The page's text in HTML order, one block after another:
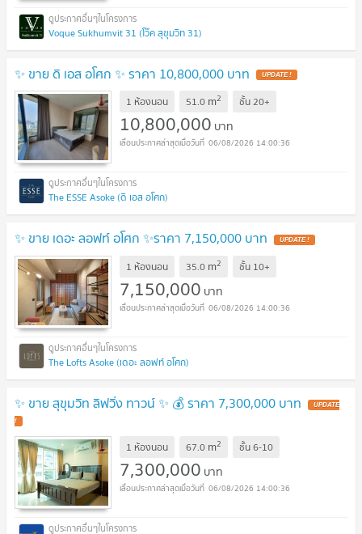
Voque Sukhumvit 31 (โว๊ค สุขุมวิท 31)
✨ ขาย ดิ เอส อโศก ✨ ราคา 10,800,000 บาท UPDATE !
1 ห้องนอน 51.0 m2 ชั้น20+
10,800,000 บาท
06/08/2026 14:00:36
The ESSE Asoke (ดิ เอส อโศก)
✨ ขาย เดอะ ลอฟท์ อโศก ✨ราคา 7,150,000 บาท UPDATE !
1 ห้องนอน 35.0 m2 ชั้น 10+
7,150,000 บาท
06/08/2026 14:00:36
The Lofts Asoke (เดอะ ลอฟท์ อโศก)
✨ ขาย สุขุมวิท ลิฟวิ่ง ทาวน์ ✨ 💰 ราคา 7,300,000 บาท UPDATE
!
1 ห้องนอน 67.0 m2 ชั้น6-10
7,300,000 บาท
06/08/2026 14:00:36